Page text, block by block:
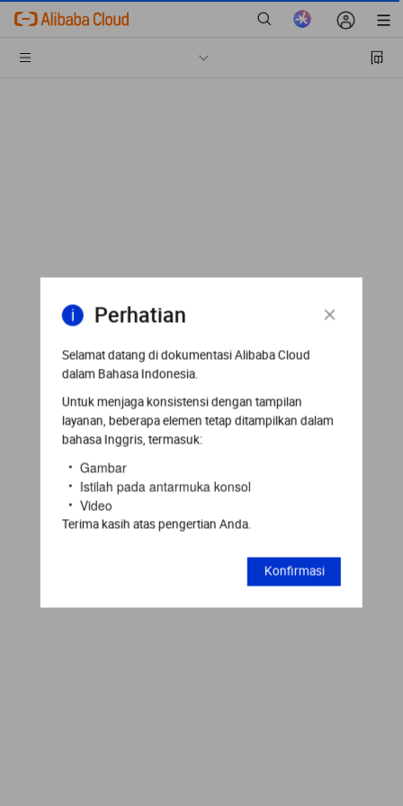
Perhatian
Selamat datang di dokumentasi Alibaba Cloud
dalam Bahasa Indonesia.
Untuk menjaga konsistensi dengan tampilan
layanan, beberapa elemen tetap ditampilkan dalam
bahasa Inggris, termasuk:
Gambar
Istilah pada antarmuka konsol
Video
Terima kasih atas pengertian Anda.
Konfirmasi